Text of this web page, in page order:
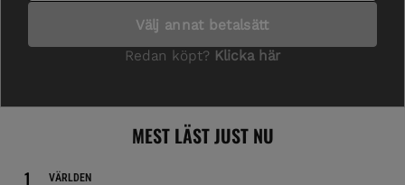
MEST LÄST JUST NU
VÄRLDEN